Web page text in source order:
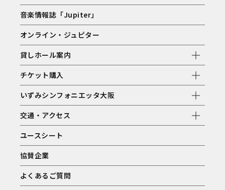
音楽情報誌「Jupiter」
オンライン・ジュピター
貸しホール案内
チケット購入
いずみシンフォニエッタ大阪
交通・アクセス
ユースシート
協賛企業
よくあるご質問